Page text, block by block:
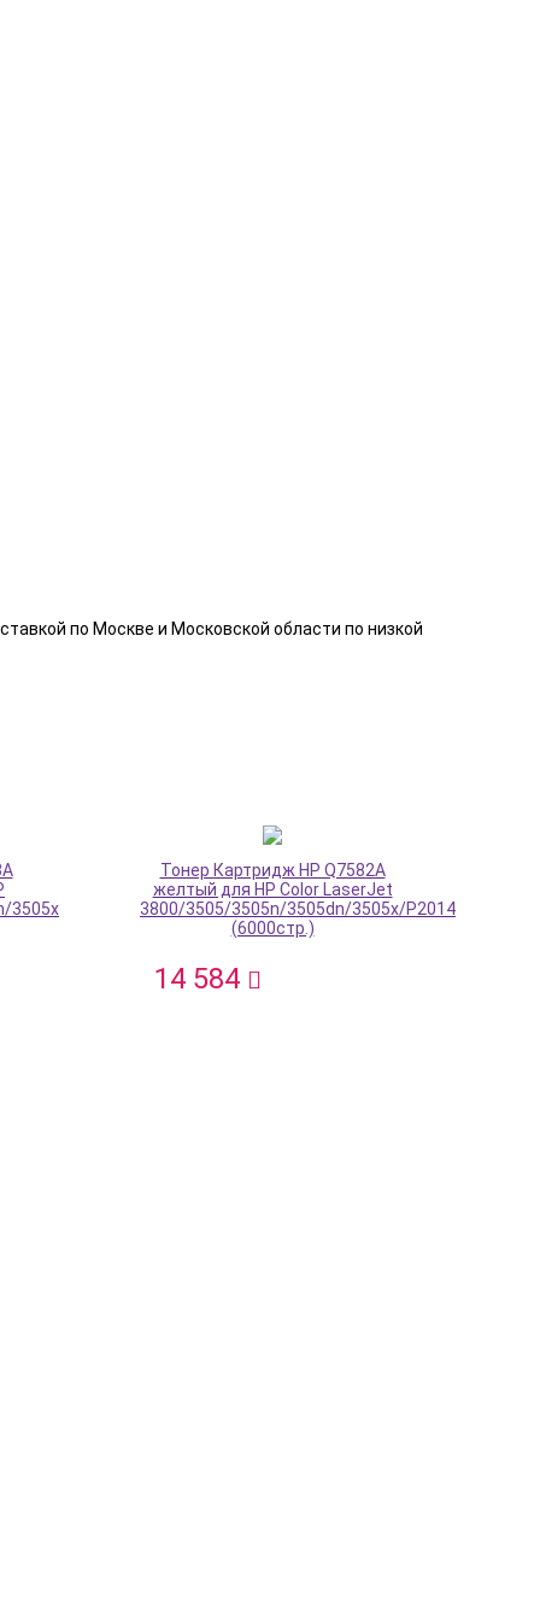
по Москве и Московской области по низкой
3505x
Тонер Картридж HP Q7582A
желтый для HP Color LaserJet
3800/3505/3505n/3505dn/3505x/P2014
(6000стр.)
14 584